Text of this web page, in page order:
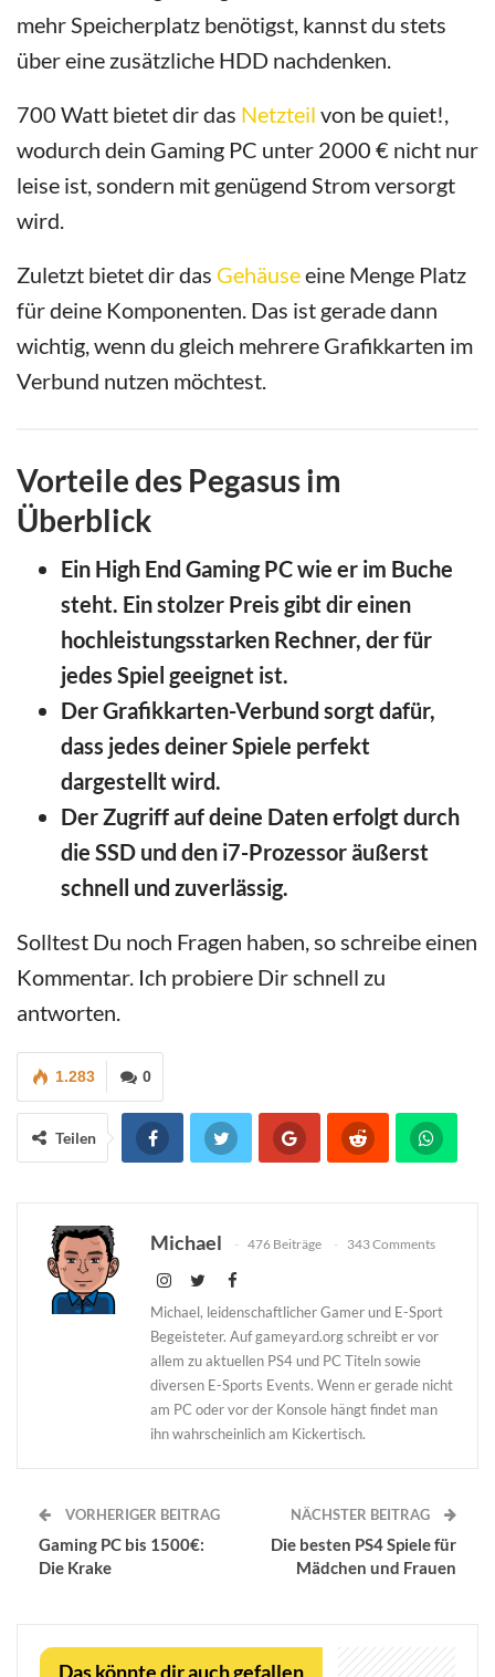
mehr Speicherplatz benötigst, kannst du stets
über eine zusätzliche HDD nachdenken.
700 Watt bietet dir das Netzteil von be quiet!,
wodurch dein Gaming PC unter 2000 € nicht nur
leise ist, sondern mit genügend Strom versorgt
wird.
Zuletzt bietet dir das Gehäuseeine Menge Platz
für deine Komponenten. Das ist gerade dann
wichtig, wenn du gleich mehrere Grafikkarten im
Verbund nutzen möchtest.
Vorteile des Pegasus im
Überblick
Ein High End Gaming PC wie er im Buche
steht. Ein stolzer Preis gibt dir einen
hochleistungsstarken Rechner, der für
jedes Spiel geeignet ist.
Der Grafikkarten-Verbund sorgt dafür,
dass jedes deiner Spiele perfekt
dargestellt wird.
Der Zugriff auf deine Daten erfolgt durch
die SSD und den i7-Prozessor äußerst
schnell und zuverlässig.
Solltest Du noch Fragen haben, so schreibe einen
Kommentar. Ich probiere Dir schnell zu
antworten.
0
1.283
Teilen
Michael 476 Beiträge 343 Comments
Michael, leidenschaftlicher Gamer und E-Sport
Begeisteter. Auf gameyard.org schreibt er vor
allem zu aktuellen PS4 und PC Titeln sowie
diversen E-Sports Events. Wenn er gerade nicht
am PC oder vor der Konsole hängt findet man
ihn wahrscheinlich am Kickertisch.
VORHERIGER BEITRAG
Gaming PC bis 1500€:
Die Krake
NÄCHSTER BEITRAG
Die besten PS4 Spiele für
Mädchen und Frauen
Das könnte dir auch gefallen